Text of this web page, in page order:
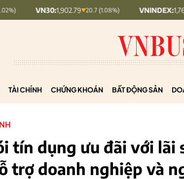
1,902.79 20.7 (1.08%) VNINDEX: 1,764.78
TÀI CHÍNH CHỨNG KHOÁN BẤT ĐỘNG SẢN
tín dụng ưu đãi với lãi
trợ doanh nghiệp và